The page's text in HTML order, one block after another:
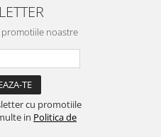
noastre
cu promotiile
in Politica de